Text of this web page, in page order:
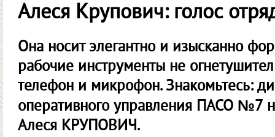
Алеся Крупович: голос
Она носит элегантно и изысканно
рабочие инструменты не
телефон и микрофон. Знакомьтесь:
оперативного управления ПАСО №7
Алеся КРУПОВИЧ.